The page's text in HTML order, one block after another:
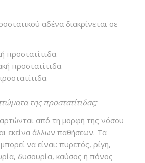
αδένα διακρίνεται σε
προστατίτιδα
προστατίτιδα
της προστατίτιδας;
από τη μορφή της νόσου
εκείνα άλλων παθήσεων. Τα
να είναι: πυρετός, ρίγη,
δυσουρία, καύσος ή πόνος